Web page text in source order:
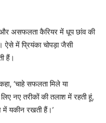
असफलता कैरियर में धूप छांव की
ऐसे में प्रियंका चोपड़ा जैसी
हैं।
‘चाहे सफलता मिले या
नए तरीकों की तलाश में रहती हूं,
में यकीन रखती हैं।’